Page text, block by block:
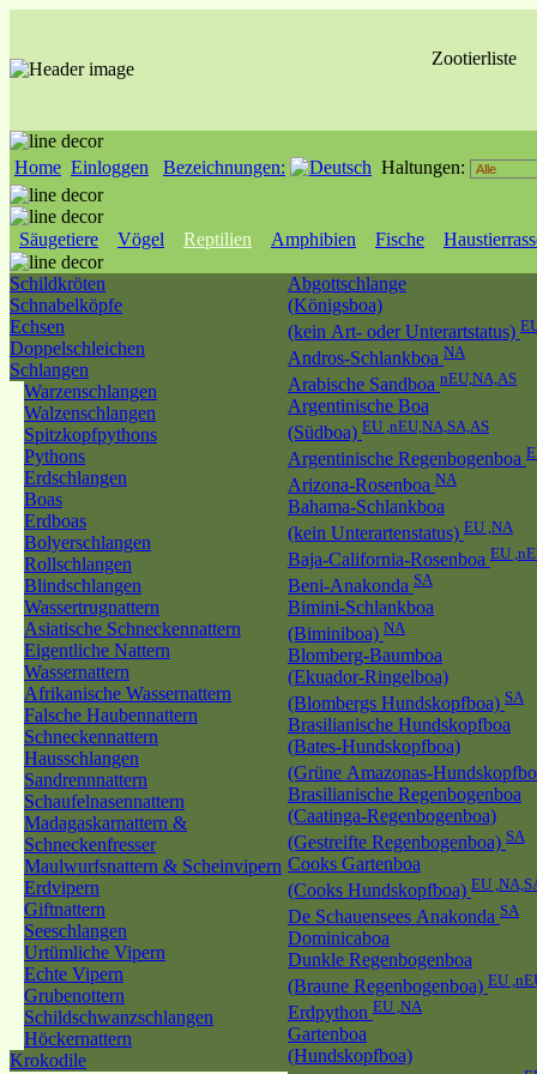
Zootierliste
Home Einloggen Bezeichnungen: Haltungen:
Säugetiere Vögel Reptilien Amphibien Fische
Schildkröten
Schnabelköpfe
Echsen
Doppelschleichen
Schlangen
Warzenschlangen
Walzenschlangen
Spitzkopfpythons
Pythons
Erdschlangen
Boas
Erdboas
Bolyerschlangen
Rollschlangen
Blindschlangen
Wassertrugnattern
Asiatische Schneckennattern
Eigentliche Nattern
Wassernattern
Afrikanische Wassernattern
Falsche Haubennattern
Schneckennattern
Hausschlangen
Sandrennnattern
Schaufelnasennattern
Madagaskarnattern &
Schneckenfresser
Maulwurfsnattern & Scheinvipern
Erdvipern
Giftnattern
Seeschlangen
Urtümliche Vipern
Echte Vipern
Grubenottern
Schildschwanzschlangen
Höckernattern
Krokodile
Abgottschlange
(Königsboa)
(kein Art- oder Unterartstatus)
Andros-Schlankboa NA
Arabische Sandboa nEU,NA,AS
Argentinische Boa
(Südboa) EU ,nEU,NA,SA,AS
Argentinische Regenbogenboa
Arizona-Rosenboa NA
Bahama-Schlankboa
(kein Unterartenstatus) EU ,NA
Baja-California-Rosenboa EU
Beni-Anakonda SA
Bimini-Schlankboa
(Biminiboa) NA
Blomberg-Baumboa
(Ekuador-Ringelboa)
(Blombergs Hundskopfboa) SA
Brasilianische Hundskopfboa
(Bates-Hundskopfboa)
(Grüne Amazonas-
Brasilianische Regenbogenboa
(Caatinga-Regenbogenboa)
(Gestreifte Regenbogenboa) SA
Cooks Gartenboa
(Cooks Hundskopfboa) EU
De Schauensees Anakonda SA
Dominicaboa
Dunkle Regenbogenboa
(Braune Regenbogenboa) EU
Erdpython EU ,NA
Gartenboa
(Hundskopfboa)